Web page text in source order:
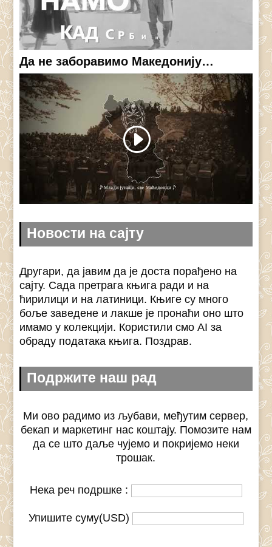
Да не заборавимо Македонију…
Новости на сајту
Другари, да јавим да је доста порађено на
сајту. Сада претрага књига ради и на
ћирилици и на латиници. Књиге су много
боље заведене и лакше је пронаћи оно што
имамо у колекцији. Користили смо AI за
обраду података књига. Поздрав.
Подржите наш рад
Ми ово радимо из љубави, међутим сервер,
бекап и маркетинг нас коштају. Помозите нам
да се што даље чујемо и покријемо неки
трошак.
Нека реч подршке :
Упишите суму(USD)